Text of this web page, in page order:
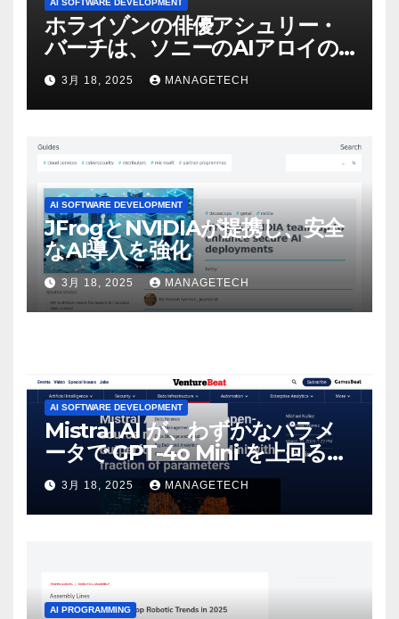
AI SOFTWARE DEVELOPMENT
ホライゾンの俳優アシュリー・
バーチは、ソニーのAIアロイの
ビデオを見て「ゲームパフォー
マンスという芸術形式に不安を
感じた」と語る – IGN
3月 18, 2025 MANAGETECH
AI SOFTWARE DEVELOPMENT
JFrogとNVIDIAが提携し、安全
なAI導入を強化
3月 18, 2025 MANAGETECH
AI SOFTWARE DEVELOPMENT
Mistral AI が、わずかなパラメ
ータで GPT-4o Mini を上回る新
しいオープンソース モデルをリ
リース | VentureBeat
3月 18, 2025 MANAGETECH
AI PROGRAMMING